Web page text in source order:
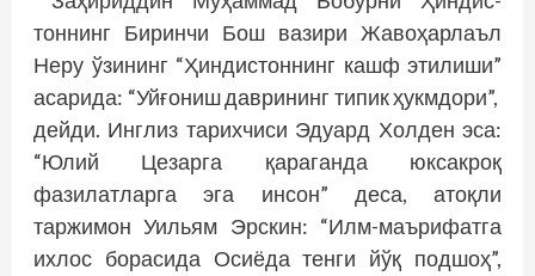
тоннинг Биринчи Бош вазири Жавоҳарлаъл
Неру ўзининг “Ҳиндис­тоннинг кашф этилиши”
асарида: “Уйғониш даврининг типик ҳукмдори”,
дей­ди. Инглиз тарихчиси Эдуард Холден эса:
“Юлий Цезарга қараганда юксак­роқ
фазилатларга эга инсон” деса, атоқли
таржимон Уильям Эрскин: “Илм-маърифатга
ихлос борасида Осиёда тенги йўқ подшоҳ”,